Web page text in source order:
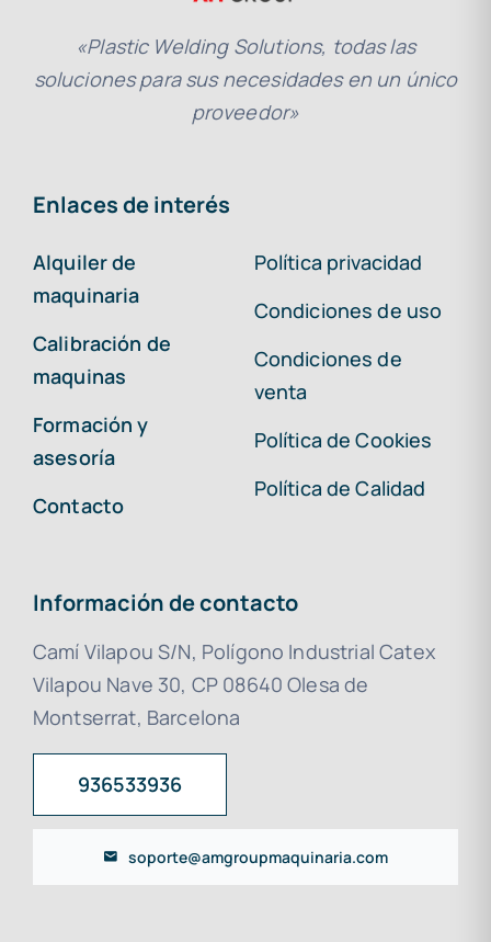
«Plastic Welding Solutions, todas las
soluciones para sus necesidades en un único
proveedor»
Enlaces de interés
Alquiler de
maquinaria
Calibración de
maquinas
Formación y
asesoría
Contacto
Política privacidad
Condiciones de uso
Condiciones de
venta
Política de Cookies
Política de Calidad
Información de contacto
Camí Vilapou S/N, Polígono Industrial Catex
Vilapou Nave 30, CP 08640 Olesa de
Montserrat, Barcelona
936533936
soporte@amgroupmaquinaria.com